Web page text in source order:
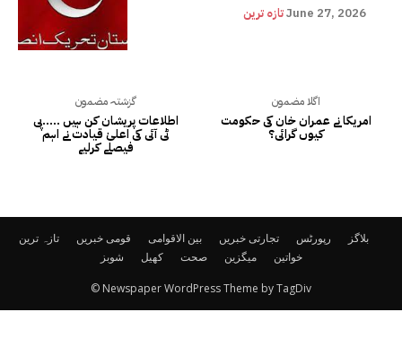
تازہ ترینJune 27, 2026
گزشتہ مضمون
اطلاعات پریشان کن ہیں …..پی
ٹی آئی کی اعلیٰ قیادت نے اہم
فیصلے کرلیے
اگلا مضمون
امریکا نے عمران خان کی حکومت
کیوں گرائی؟
تازہ ترین قومی خبریں بین الاقوامی تجارتی خبریں رپورٹس
بلاگز
شوبز
کھیل صحت میگزین خواتین
© Newspaper WordPress Theme by TagDiv